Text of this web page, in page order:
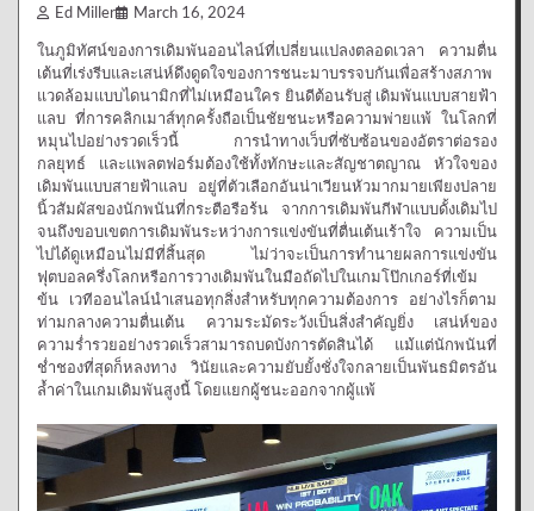
Ed Miller March 16, 2024
ในภูมิทัศน์ของการเดิมพันออนไลน์ที่เปลี่ยนแปลงตลอดเวลา ความตื่น
เต้นที่เร่งรีบและเสน่ห์ดึงดูดใจของการชนะมาบรรจบกันเพื่อสร้างสภาพ
แวดล้อมแบบไดนามิกที่ไม่เหมือนใคร ยินดีต้อนรับสู่ เดิมพันแบบสายฟ้า
แลบ ที่การคลิกเมาส์ทุกครั้งถือเป็นชัยชนะหรือความพ่ายแพ้ ในโลกที่
หมุนไปอย่างรวดเร็วนี้ การนำทางเว็บที่ซับซ้อนของอัตราต่อรอง
กลยุทธ์ และแพลตฟอร์มต้องใช้ทั้งทักษะและสัญชาตญาณ หัวใจของ
เดิมพันแบบสายฟ้าแลบ อยู่ที่ตัวเลือกอันน่าเวียนหัวมากมายเพียงปลาย
นิ้วสัมผัสของนักพนันที่กระตือรือร้น จากการเดิมพันกีฬาแบบดั้งเดิมไป
จนถึงขอบเขตการเดิมพันระหว่างการแข่งขันที่ตื่นเต้นเร้าใจ ความเป็น
ไปได้ดูเหมือนไม่มีที่สิ้นสุด ไม่ว่าจะเป็นการทำนายผลการแข่งขัน
ฟุตบอลครึ่งโลกหรือการวางเดิมพันในมือถัดไปในเกมโป๊กเกอร์ที่เข้ม
ข้น เวทีออนไลน์นำเสนอทุกสิ่งสำหรับทุกความต้องการ อย่างไรก็ตาม
ท่ามกลางความตื่นเต้น ความระมัดระวังเป็นสิ่งสำคัญยิ่ง เสน่ห์ของ
ความร่ำรวยอย่างรวดเร็วสามารถบดบังการตัดสินได้ แม้แต่นักพนันที่
ช่ำชองที่สุดก็หลงทาง วินัยและความยับยั้งชั่งใจกลายเป็นพันธมิตรอัน
ล้ำค่าในเกมเดิมพันสูงนี้ โดยแยกผู้ชนะออกจากผู้แพ้